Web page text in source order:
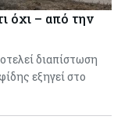
όχι – από την
διαπίστωση
εξηγεί στο